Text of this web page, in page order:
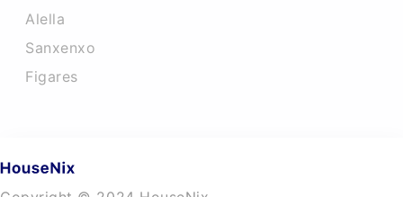
Alella
Sanxenxo
Figares